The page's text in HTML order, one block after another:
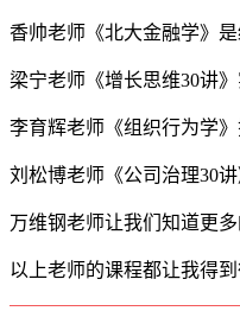
香帅老师《北大金融学》
梁宁老师《增长思维30讲》
李育辉老师《组织行为学》
刘松博老师《公司治理30
万维钢老师让我们知道更
以上老师的课程都让我得到